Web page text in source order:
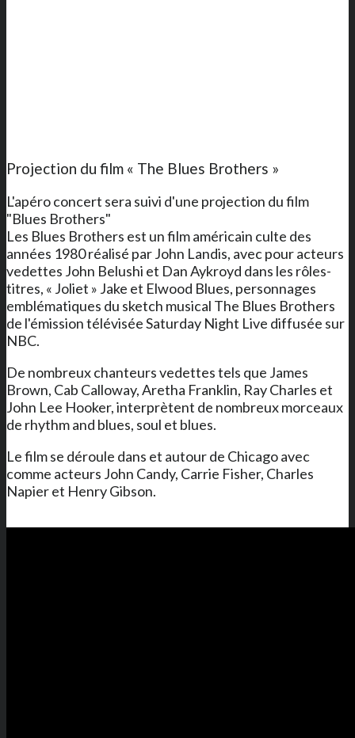
Projection du film « The Blues Brothers »
L'apéro concert sera suivi d'une projection du film
"Blues Brothers"
Les Blues Brothers est un film américain culte des
années 1980 réalisé par John Landis, avec pour acteurs
vedettes John Belushi et Dan Aykroyd dans les rôles-
titres, « Joliet » Jake et Elwood Blues, personnages
emblématiques du sketch musical The Blues Brothers
de l'émission télévisée Saturday Night Live diffusée sur
NBC.
De nombreux chanteurs vedettes tels que James
Brown, Cab Calloway, Aretha Franklin, Ray Charles et
John Lee Hooker, interprètent de nombreux morceaux
de rhythm and blues, soul et blues.
Le film se déroule dans et autour de Chicago avec
comme acteurs John Candy, Carrie Fisher, Charles
Napier et Henry Gibson.